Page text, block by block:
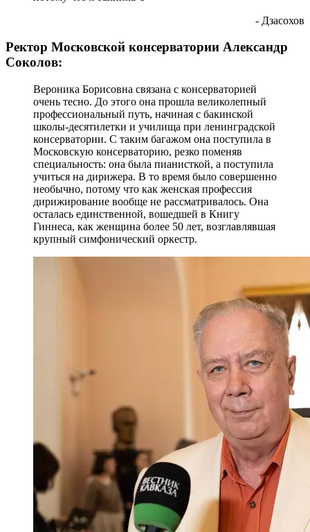
- Дзасохов
Ректор Московской консерватории Александр
Соколов:
Вероника Борисовна связана с консерваторией
очень тесно. До этого она прошла великолепный
профессиональный путь, начиная с бакинской
школы-десятилетки и училища при ленинградской
консерватории. С таким багажом она поступила в
Московскую консерваторию, резко поменяв
специальность: она была пианисткой, а поступила
учиться на дирижера. В то время было совершенно
необычно, потому что как женская профессия
дирижирование вообще не рассматривалось. Она
осталась единственной, вошедшей в Книгу
Гиннеса, как женщина более 50 лет, возглавлявшая
крупный симфонический оркестр.